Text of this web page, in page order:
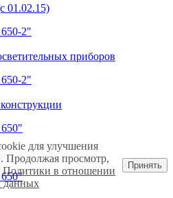
01.02.15)
2"
приборов
2"
для улучшения
Продолжая просмотр,
Политики в отношении
данных
Принять